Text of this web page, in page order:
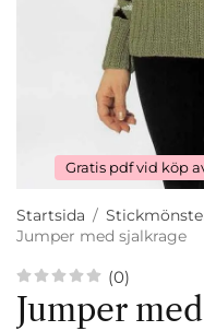
Gratis pdf vid köp
Startsida /
Jumper med sjalkrage
(0)
Jumper